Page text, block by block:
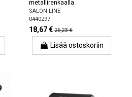
metallirenkaalla
SALON LINE
0440297
18,67 € 26,23 €
Lisää ostoskoriin